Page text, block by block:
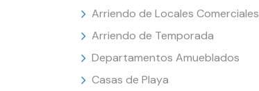
Arriendo de Locales Comerciales
Arriendo de Temporada
Departamentos Amueblados
Casas de Playa